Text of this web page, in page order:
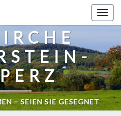
– SEIEN SIE GESEGNET